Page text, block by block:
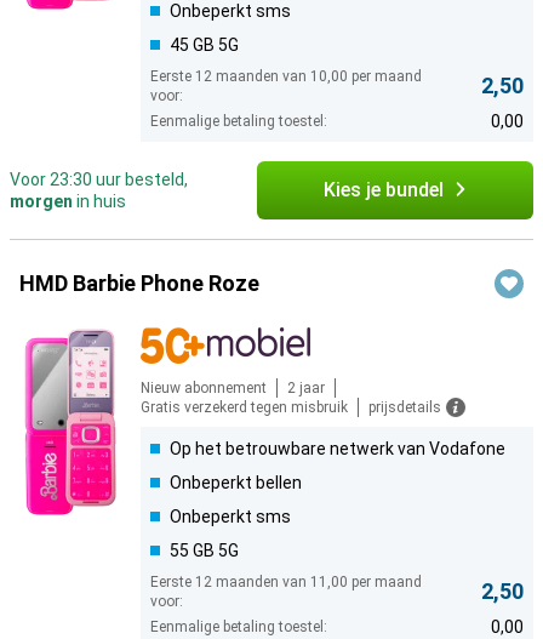
Onbeperkt sms
45 GB 5G
Eerste 12 maanden van 10,00 per maand
voor:
2,50
Eenmalige betaling toestel: 0,00
Voor 23:30 uur besteld,
morgen in huis Kies je bundel
HMD Barbie Phone Roze
Nieuw abonnement
2 jaar
Gratis verzekerd tegen misbruik
prijsdetails
Op het betrouwbare netwerk van Vodafone
Onbeperkt bellen
Onbeperkt sms
55 GB 5G
Eerste 12 maanden van 11,00 per maand
voor:
2,50
Eenmalige betaling toestel: 0,00